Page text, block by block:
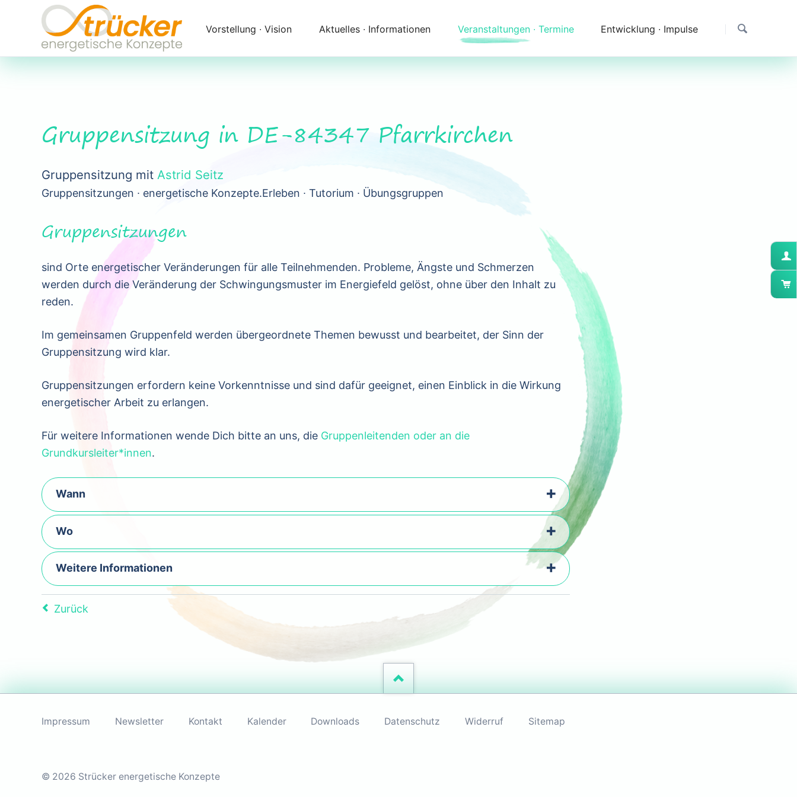
überspringen
Vorstellung ∙ Vision Aktuelles ∙ Informationen
Begleitung
Veranstaltungen ∙ Termine
Anfahrt
Entwicklung ∙ Impulse
Gruppensitzung in DE-84347 Pfarrkirchen
Gruppensitzung mitAstrid Seitz
Gruppensitzungen ∙ energetische Konzepte.Erleben ∙ Tutorium ∙ Übungsgruppen
Gruppensitzungen
sind Orte energetischer Veränderungen für alle Teilnehmenden. Probleme, Ängste und Schmerzen
werden durch die Veränderung der Schwingungsmuster im Energiefeld gelöst, ohne über den Inhalt zu
reden.
Im gemeinsamen Gruppenfeld werden übergeordnete Themen bewusst und bearbeitet, der Sinn der
Gruppensitzung wird klar.
Gruppensitzungen erfordern keine Vorkenntnisse und sind dafür geeignet, einen Einblick in die Wirkung
energetischer Arbeit zu erlangen.
Für weitere Informationen wende Dich bitte an uns, die Gruppenleitenden oder an die
Grundkursleiter*innen.
Wann
Wo
Weitere Informationen
Zurück
überspringen
Impressum Newsletter Kontakt Kalender Downloads Datenschutz Widerruf Sitemap
© 2026 Strücker energetische Konzepte